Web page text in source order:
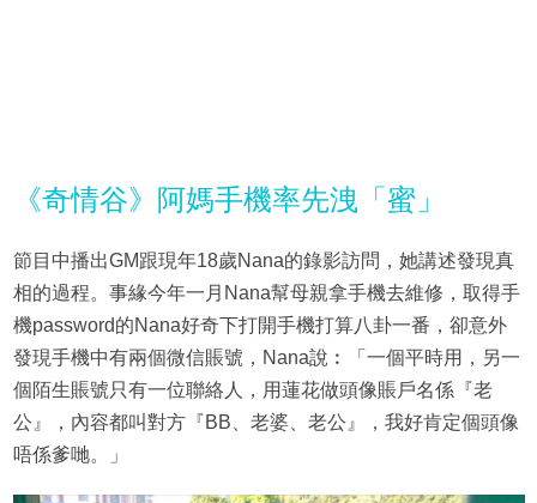
《奇情谷》阿媽手機率先洩「蜜」
節目中播出GM跟現年18歲Nana的錄影訪問，她講述發現真
相的過程。事緣今年一月Nana幫母親拿手機去維修，取得手
機password的Nana好奇下打開手機打算八卦一番，卻意外
發現手機中有兩個微信賬號，Nana說︰「一個平時用，另一
個陌生賬號只有一位聯絡人，用蓮花做頭像賬戶名係『老
公』，內容都叫對方『BB、老婆、老公』，我好肯定個頭像
唔係爹哋。」